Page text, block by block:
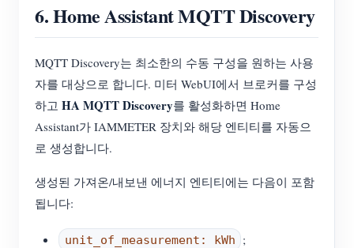
6. Home Assistant MQTT Discovery
MQTT Discovery는 최소한의 수동 구성을 원하는 사용
자를 대상으로 합니다. 미터 WebUI에서 브로커를 구성
하고 HA MQTT Discovery를 활성화하면 Home
Assistant가 IAMMETER 장치와 해당 엔티티를 자동으
로 생성합니다.
생성된 가져온/내보낸 에너지 엔티티에는 다음이 포함
됩니다:
unit_of_measurement: kWh ;